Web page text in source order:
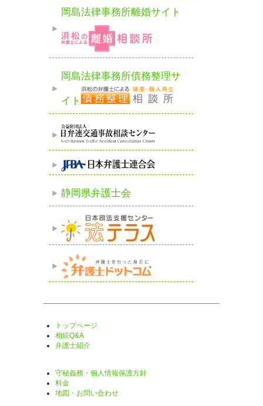
岡島法律事務所離婚サイト
岡島法律事務所債務整理サ
イト
静岡県弁護士会
トップページ
相続Q&A
弁護士紹介
守秘義務・個人情報保護方針
料金
地図・お問い合わせ